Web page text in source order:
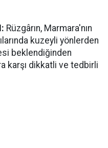
Rüzgârın, Marmara'nın
kuzeyli yönlerden
beklendiğinden
karşı dikkatli ve tedbirli